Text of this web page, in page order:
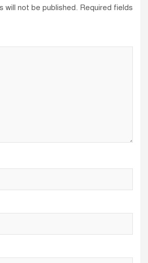
will not be published. Required fields